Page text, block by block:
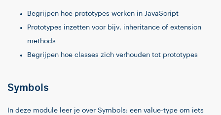
Begrijpen hoe prototypes werken in JavaScript
Prototypes inzetten voor bijv. inheritance of extension
methods
Begrijpen hoe classes zich verhouden tot prototypes
Symbols
In deze module leer je over Symbols: een value-type om iets